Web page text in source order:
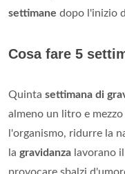
settimane dopo l'inizio
Cosa fare 5
Quinta settimana di
almeno un litro e
l'organismo, ridurre la
la gravidanza lavorano